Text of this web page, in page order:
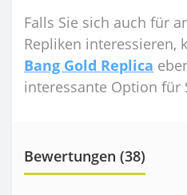
Falls Sie sich auch für
Repliken interessieren,
Bang Gold Replica
interessante Option für
Bewertungen (38)